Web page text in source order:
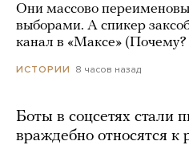
Они массово
выборами. А спикер
канал в «Максе»
ИСТОРИИ 8 часов назад
Боты в соцсетях стали
враждебно относятся